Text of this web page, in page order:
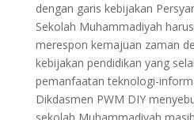
dengan garis kebijakan
Sekolah Muhammadiyah
merespon kemajuan zaman
kebijakan pendidikan yang
pemanfaatan teknologi-
Dikdasmen PWM DIY